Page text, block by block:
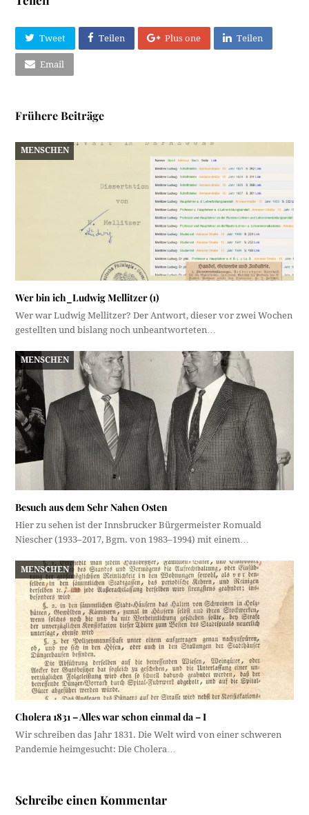
Tweet Teilen Plus one Teilen
Email
Frühere Beiträge
MENSCHEN
Wer bin ich_Ludwig Mellitzer (1)
Wer war Ludwig Mellitzer? Der Antwort, dieser vor zwei Wochen
gestellten und bislang noch unbeantworteten…
MENSCHEN
Besuch aus dem Sehr Nahen Osten
Hier zu sehen ist der Innsbrucker Bürgermeister Romuald
Niescher (1933–2017, Bgm. von 1983–1994) mit einem…
MENSCHEN
Cholera 1831 – Alles war schon einmal da – I
Wir schreiben das Jahr 1831. Die Welt wird von einer schweren
Pandemie heimgesucht: Die Cholera…
Schreibe einen Kommentar